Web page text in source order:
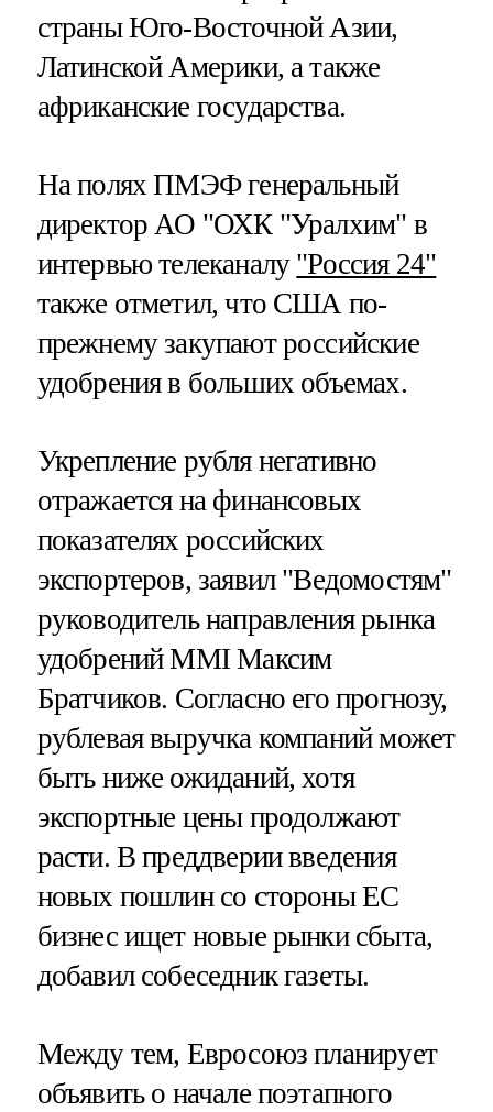
страны Юго-Восточной Азии,
Латинской Америки, а также
африканские государства.
На полях ПМЭФ генеральный
директор АО "ОХК "Уралхим" в
интервью телеканалу "Россия 24"
также отметил, что США по-
прежнему закупают российские
удобрения в больших объемах.
Укрепление рубля негативно
отражается на финансовых
показателях российских
экспортеров, заявил "Ведомостям"
руководитель направления рынка
удобрений MMI Максим
Братчиков. Согласно его прогнозу,
рублевая выручка компаний может
быть ниже ожиданий, хотя
экспортные цены продолжают
расти. В преддверии введения
новых пошлин со стороны ЕС
бизнес ищет новые рынки сбыта,
добавил собеседник газеты.
Между тем, Евросоюз планирует
объявить о начале поэтапного